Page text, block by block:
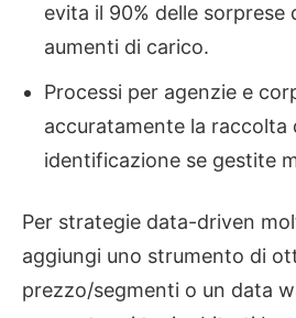
evita il 90% delle sorprese
aumenti di carico.
Processi per agenzie e
accuratamente la raccolta
identificazione se gestite
Per strategie data-driven
aggiungi uno strumento di
prezzo/segmenti o un data